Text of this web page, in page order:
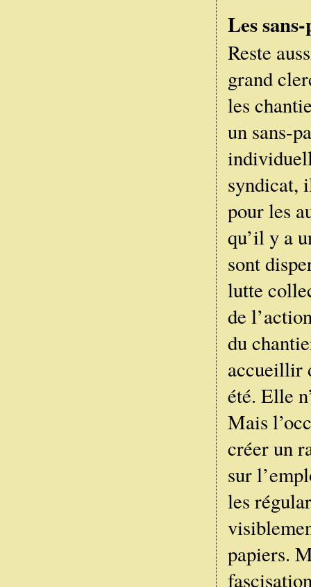
Les
Reste
grand
les
un sans-
syndicat,
pour les
qu’il y a
sont
lutte
de
du
accueillir
été. Elle
Mais
créer un
sur
les
papiers.